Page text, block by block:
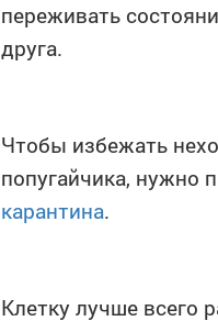
переживать
друга.
Чтобы избежать
попугайчика, нужно
карантина.
Клетку лучше всего